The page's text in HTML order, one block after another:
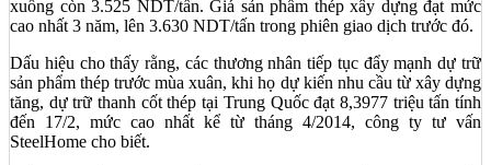
xuống còn 3.525 NDT/tấn. Giá sản phẩm thép xây dựng đạt mức
cao nhất 3 năm, lên 3.630 NDT/tấn trong phiên giao dịch trước đó.
Dấu hiệu cho thấy rằng, các thương nhân tiếp tục đẩy mạnh dự trữ
sản phẩm thép trước mùa xuân, khi họ dự kiến nhu cầu từ xây dựng
tăng, dự trữ thanh cốt thép tại Trung Quốc đạt 8,3977 triệu tấn tính
đến 17/2, mức cao nhất kể từ tháng 4/2014, công ty tư vấn
SteelHome cho biết.